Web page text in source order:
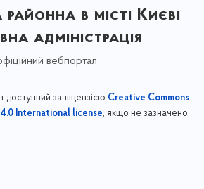
в місті Києві
адміністрація
вебпортал
доступний за ліцензією Creative Commons
International license, якщо не зазначено